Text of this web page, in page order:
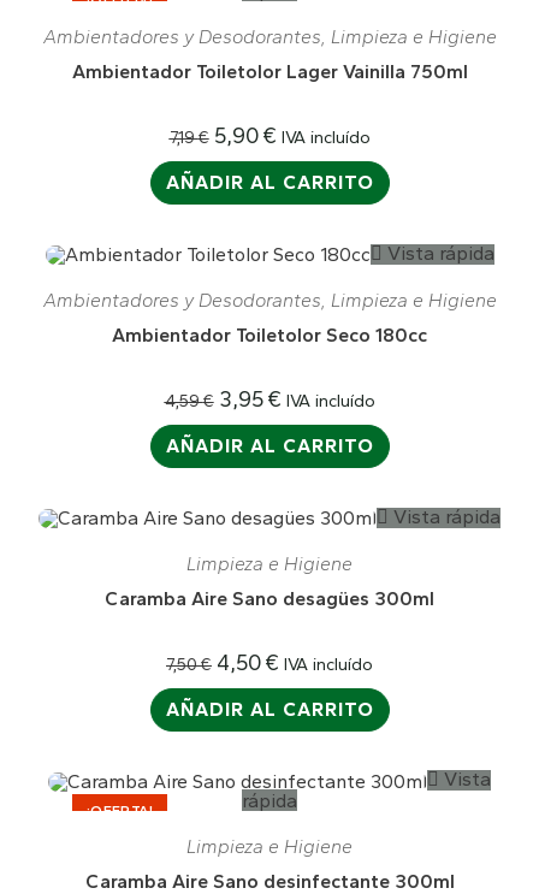
Ambientadores y Desodorantes, Limpieza e Higiene
Ambientador Toiletolor Lager Vainilla 750ml
7,19€ 5,90€ IVA incluído
AÑADIR AL CARRITO
Vista rápida
Ambientadores y Desodorantes, Limpieza e Higiene
Ambientador Toiletolor Seco 180cc
4,59€ 3,95€ IVA incluído
AÑADIR AL CARRITO
Vista rápida
Limpieza e Higiene
Caramba Aire Sano desagües 300ml
7,50€ 4,50€ IVA incluído
AÑADIR AL CARRITO
¡OFERTA!
Vista
rápida
Limpieza e Higiene
Caramba Aire Sano desinfectante 300ml